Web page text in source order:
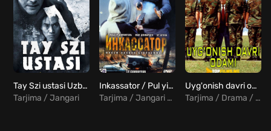
Tay Szi ustasi Uzbek tilida
Tarjima / Jangari
Inkassator / Pul yig'uvchi mashina Uzbek Tilida
Tarjima / Jangari / Drama
Uyg'onish davri odami Uzbek tilida
Tarjima / Drama / Komediya